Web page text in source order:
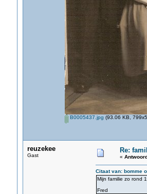
B0005437.jpg (93.06 KB,
reuzekee
Gast
Re:
«
Citaat van: bomme
Mijn familie zo rond
Fred